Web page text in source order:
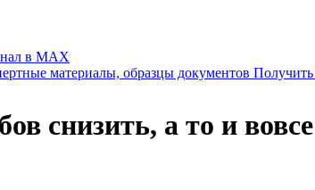
в MAX
снизить, а то и